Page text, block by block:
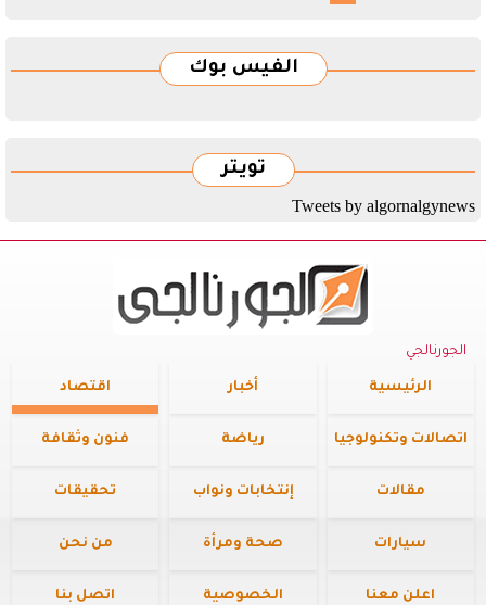
الفيس بوك
تويتر
Tweets by algornalgynews
الجورنالجي
الرئيسية أخبار اقتصاد
اتصالات وتكنولوجيا رياضة فنون وثقافة
مقالات إنتخابات ونواب تحقيقات
سيارات صحة ومرأة من نحن
اعلن معنا الخصوصية اتصل بنا